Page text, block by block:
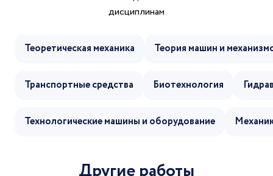
дисциплинам
Теоретическая механика Теория машин и
Транспортные средства Биотехнология
Технологические машины и оборудование